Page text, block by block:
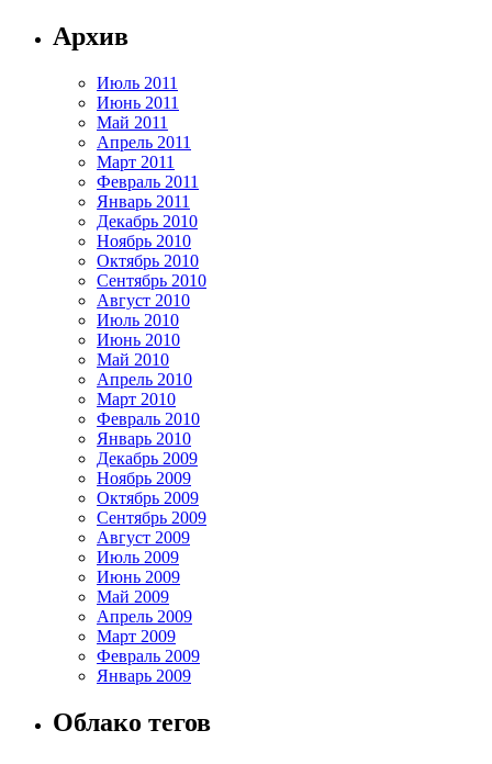
Архив
Июль 2011
Июнь 2011
Май 2011
Апрель 2011
Март 2011
Февраль 2011
Январь 2011
Декабрь 2010
Ноябрь 2010
Октябрь 2010
Сентябрь 2010
Август 2010
Июль 2010
Июнь 2010
Май 2010
Апрель 2010
Март 2010
Февраль 2010
Январь 2010
Декабрь 2009
Ноябрь 2009
Октябрь 2009
Сентябрь 2009
Август 2009
Июль 2009
Июнь 2009
Май 2009
Апрель 2009
Март 2009
Февраль 2009
Январь 2009
Облако тегов